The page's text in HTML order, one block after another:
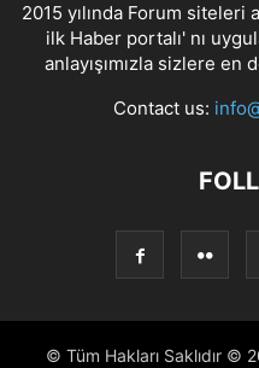
2015 yılında Forum siteleri
ilk Haber portalı' nı
anlayışımızla sizlere en
Contact us:
© Tüm Hakları Saklıdır ©